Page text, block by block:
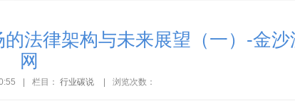
法律架构与未来展望（一）-金沙
网
栏目： 行业碳说 浏览次数：